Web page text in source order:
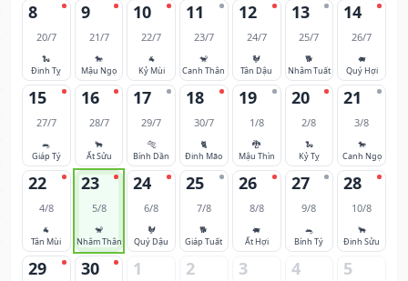
8
20/7
🐍
Đinh Tỵ
9
21/7
🐎
Mậu Ngọ
10
22/7
🐐
Kỷ Mùi
11
23/7
🐒
Canh Thân
12
24/7
🐓
Tân Dậu
13
25/7
🐕
Nhâm Tuất
14
26/7
🐖
Quý Hợi
15
27/7
🐀
Giáp Tý
16
28/7
🐂
Ất Sửu
17
29/7
🐅
Bính Dần
18
30/7
🐈
Đinh Mão
19
1/8
🐉
Mậu Thìn
20
2/8
🐍
Kỷ Tỵ
21
3/8
🐎
Canh Ngọ
22
4/8
🐐
Tân Mùi
23
5/8
🐒
Nhâm Thân
24
6/8
🐓
Quý Dậu
25
7/8
🐕
Giáp Tuất
26
8/8
🐖
Ất Hợi
27
9/8
🐀
Bính Tý
28
10/8
🐂
Đinh Sửu
29 30 1 2 3 4 5